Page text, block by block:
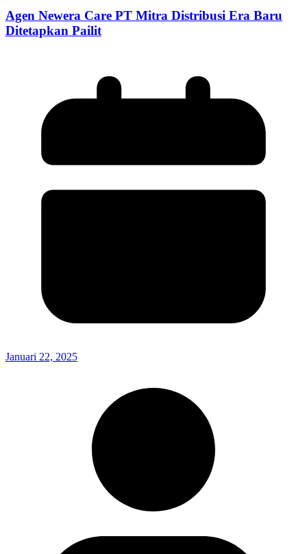
Agen Newera Care PT Mitra Distribusi Era Baru
Ditetapkan Pailit
Januari 22, 2025